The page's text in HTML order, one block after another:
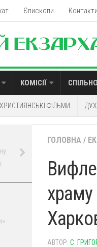
Єпископи Контакти
КОМІСІЇ
ХРИСТИЯНСЬКІ ФІЛЬМИ
ГОЛОВНА /
АВТОР: С.